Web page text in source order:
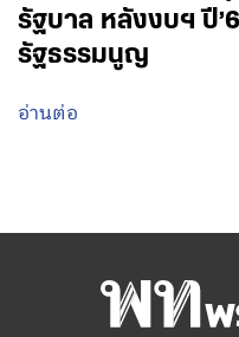
รัฐบาล หลังงบฯ ปี
รัฐธรรมนูญ
อ่านต่อ